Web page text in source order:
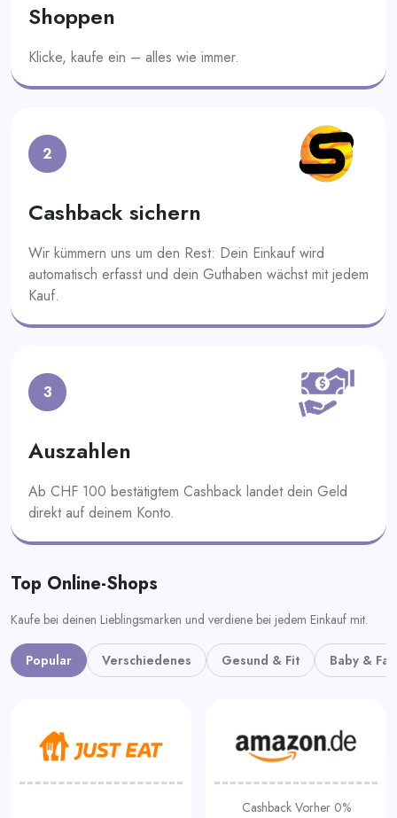
Shoppen
Klicke, kaufe ein – alles wie immer.
2
Cashback sichern
Wir kümmern uns um den Rest: Dein Einkauf wird
automatisch erfasst und dein Guthaben wächst mit jedem
Kauf.
3
Auszahlen
Ab CHF 100 bestätigtem Cashback landet dein Geld
direkt auf deinem Konto.
Top Online-Shops
Kaufe bei deinen Lieblingsmarken und verdiene bei jedem Einkauf mit.
Popular Verschiedenes Gesund & Fit Baby &
Cashback Vorher 0%